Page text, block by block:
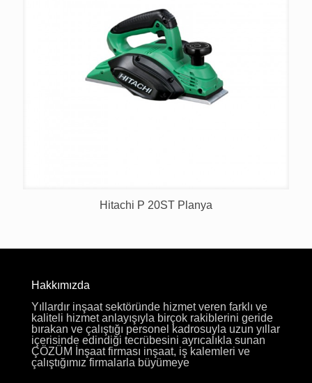
Hitachi P 20ST Planya
Hakkımızda
Yıllardır inşaat sektöründe hizmet veren farklı ve
kaliteli hizmet anlayışıyla birçok rakiblerini geride
bırakan ve çalıştığı personel kadrosuyla uzun yıllar
içerisinde edindiği tecrübesini ayrıcalıkla sunan
ÇÖZÜM İnşaat firması inşaat, iş kalemleri ve
çalıştığımız firmalarla büyümeye